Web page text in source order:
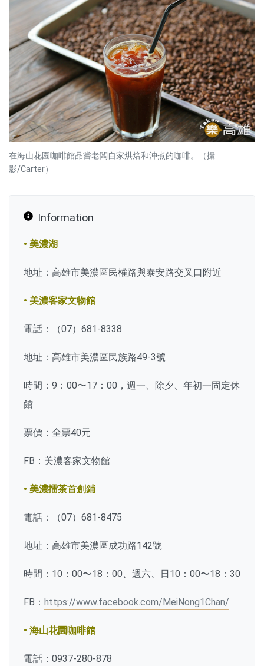
在海山花園咖啡館品嘗老闆自家烘焙和沖煮的咖啡。（攝
影/Carter）
Information
• 美濃湖
地址：高雄市美濃區民權路與泰安路交叉口附近
• 美濃客家文物館
電話：（07）681-8338
地址：高雄市美濃區民族路49-3號
時間：9：00〜17：00，週一、除夕、年初一固定休
館
票價：全票40元
FB：美濃客家文物館
• 美濃擂茶首創鋪
電話：（07）681-8475
地址：高雄市美濃區成功路142號
時間：10：00〜18：00、週六、日10：00〜18：30
FB： https://www.facebook.com/MeiNong1Chan/
• 海山花園咖啡館
電話：0937-280-878